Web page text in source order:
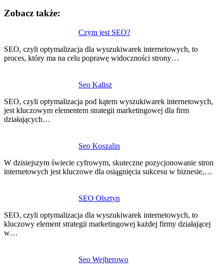
Zobacz także:
Czym jest SEO?
SEO, czyli optymalizacja dla wyszukiwarek internetowych, to
proces, który ma na celu poprawę widoczności strony…
Seo Kalisz
SEO, czyli optymalizacja pod kątem wyszukiwarek internetowych,
jest kluczowym elementem strategii marketingowej dla firm
działających…
Seo Koszalin
W dzisiejszym świecie cyfrowym, skuteczne pozycjonowanie stron
internetowych jest kluczowe dla osiągnięcia sukcesu w biznesie,…
SEO Olsztyn
SEO, czyli optymalizacja dla wyszukiwarek internetowych, to
kluczowy element strategii marketingowej każdej firmy działającej
w…
Seo Wejherowo
wpisu